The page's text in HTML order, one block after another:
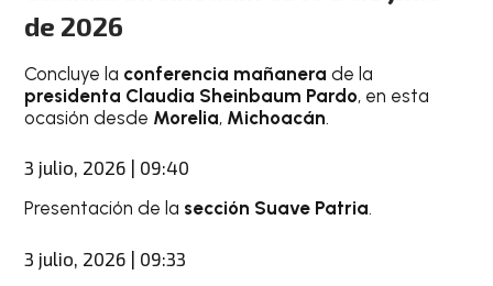
de 2026
Concluye la conferencia mañanera de la
presidenta Claudia Sheinbaum Pardo, en esta
ocasión desde Morelia, Michoacán.
3 julio, 2026 | 09:40
Presentación de la sección Suave Patria.
3 julio, 2026 | 09:33